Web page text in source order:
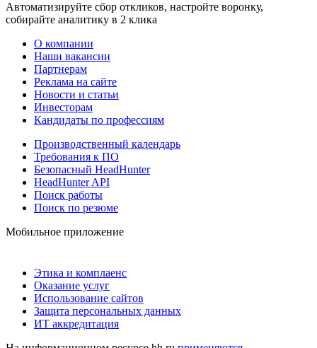
Автоматизируйте сбор откликов, настройте воронку,
собирайте аналитику в 2 клика
О компании
Наши вакансии
Партнерам
Реклама на сайте
Новости и статьи
Инвесторам
Кандидаты по профессиям
Производственный календарь
Требования к ПО
Безопасный HeadHunter
HeadHunter API
Поиск работы
Поиск по резюме
Мобильное приложение
Этика и комплаенс
Оказание услуг
Использование сайтов
Защита персональных данных
ИТ аккредитация